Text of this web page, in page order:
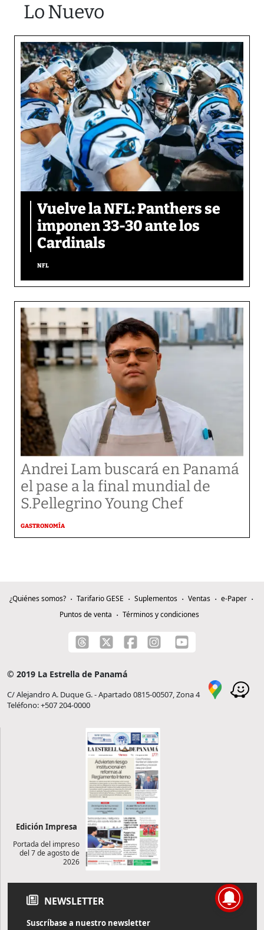
Lo Nuevo
Vuelve la NFL: Panthers se
imponen 33-30 ante los
Cardinals
NFL
Andrei Lam buscará en Panamá
el pase a la final mundial de
S.Pellegrino Young Chef
GASTRONOMÍA
¿Quiénes somos? Tarifario GESE Suplementos Ventas
e-Paper
Puntos de venta
Términos y condiciones
© 2019 La Estrella de Panamá
C/ Alejandro A. Duque G. - Apartado 0815-00507, Zona 4
Teléfono: +507 204-0000
Edición Impresa
Portada del impreso
del 7 de agosto de
2026
NEWSLETTER
Suscríbase a nuestro newsletter